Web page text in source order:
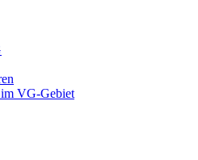
VG-Gebiet